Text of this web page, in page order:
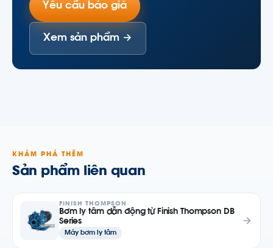
Yêu cầu báo giá
Xem sản phẩm →
KHÁM PHÁ THÊM
Sản phẩm liên quan
FINISH THOMPSON
Bơm ly tâm dẫn động từ Finish Thompson DB
Series
Máy bơm ly tâm